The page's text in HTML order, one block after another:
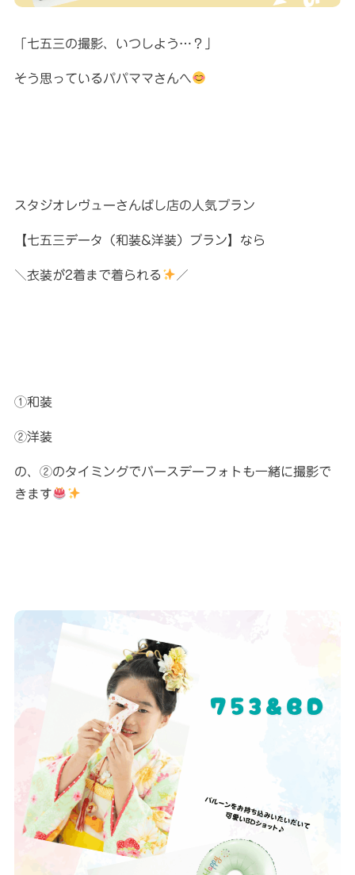
「七五三の撮影、いつしよう…？」
そう思っているパパママさんへ
スタジオレヴューさんばし店の人気プラン
【七五三データ（和装&洋装）プラン】なら
＼衣装が2着まで着られる ／
①和装
②洋装
の、②のタイミングでバースデーフォトも一緒に撮影で
きます